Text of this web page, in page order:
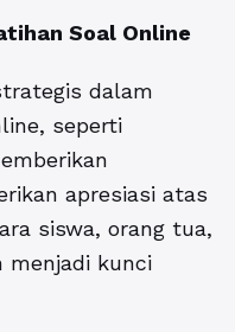
Soal Online
dalam
seperti
apresiasi atas
siswa, orang tua,
menjadi kunci